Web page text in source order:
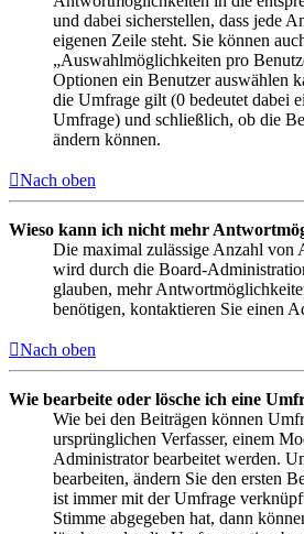
und dabei sicherstellen, dass jede
eigenen Zeile steht. Sie können
„Auswahlmöglichkeiten pro
Optionen ein Benutzer auswählen
die Umfrage gilt (0 bedeutet dabei
Umfrage) und schließlich, ob die
ändern können.
Nach oben
Wieso kann ich nicht mehr
Die maximal zulässige Anzahl von
wird durch die Board-
glauben, mehr
benötigen, kontaktieren Sie einen
Nach oben
Wie bearbeite oder lösche ich eine
Wie bei den Beiträgen können
ursprünglichen Verfasser, einem
Administrator bearbeitet werden.
bearbeiten, ändern Sie den ersten
ist immer mit der Umfrage
Stimme abgegeben hat, dann